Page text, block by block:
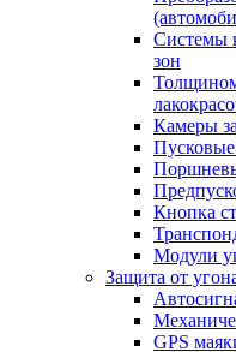
Системы
зон
Камеры
Кнопка
Модули
Защита от
GPS